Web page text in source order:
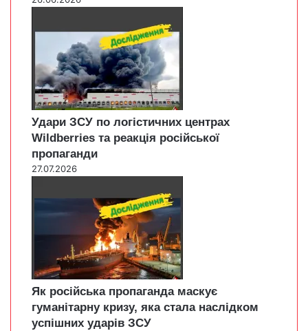
Удари ЗСУ по логістичних центрах
Wildberries та реакція російської
пропаганди
27.07.2026
Як російська пропаганда маскує
гуманітарну кризу, яка стала наслідком
успішних ударів ЗСУ